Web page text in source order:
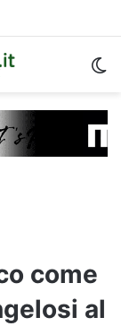
come
al